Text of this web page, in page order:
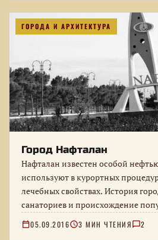
ГОРОДА И АРХИТЕКТУРА
Город Нафталан
Нафталан известен особой
используют в курортных
лечебных свойствах. История
санаториев и происхождение
выздоровевших…
05.09.2016 3 МИН ЧТЕНИЯ 2